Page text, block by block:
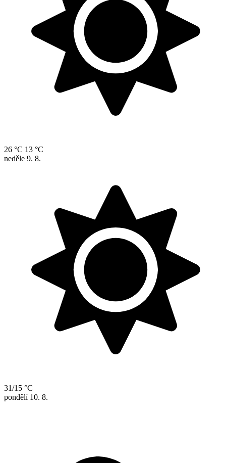
26 °C 13 °C
neděle 9. 8.
31/15 °C
pondělí 10. 8.